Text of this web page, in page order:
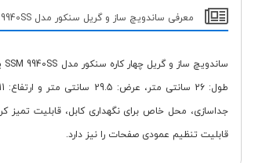
معرفی ساندویچ ساز و گریل سنکور مدل SSM 9940SS
قابلیت تنظیم عمودی صفحات را نیز دارد.